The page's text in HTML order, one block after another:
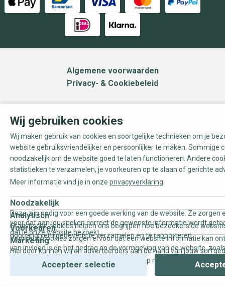
Algemene voorwaarden
Privacy- & Cookiebeleid
Wij gebruiken cookies
Wij maken gebruik van cookies en soortgelijke technieken om je
website gebruiksvriendelijker en persoonlijker te maken. Sommige
noodzakelijk om de website goed te laten functioneren. Andere
statistieken te verzamelen, je voorkeuren op te slaan of gerichte
Meer informatie vind je in onze privacyverklaring
Noodzakelijk
Deze zijn nodig voor een goede werking van de website. Ze zorgen
voor dat aan jou snel en correct de gewenste informatie wordt
dat je onze website bezoekt.
Analytisch
Statistische cookies helpen ons begrijpen hoe bezoekers de
door anoniem gegevens te verzamelen en te rapporteren.
Voorkeuren
Voorkeurscookies zorgen ervoor dat een website informatie kan
van invloed is op het gedrag en de vormgeving van de website,
Marketing
Hierdoor kunnen wij en adverteerders aan de hand van jouw
gepersonaliseerde online advertenties en op maat gemaakte
Accepteer selectie